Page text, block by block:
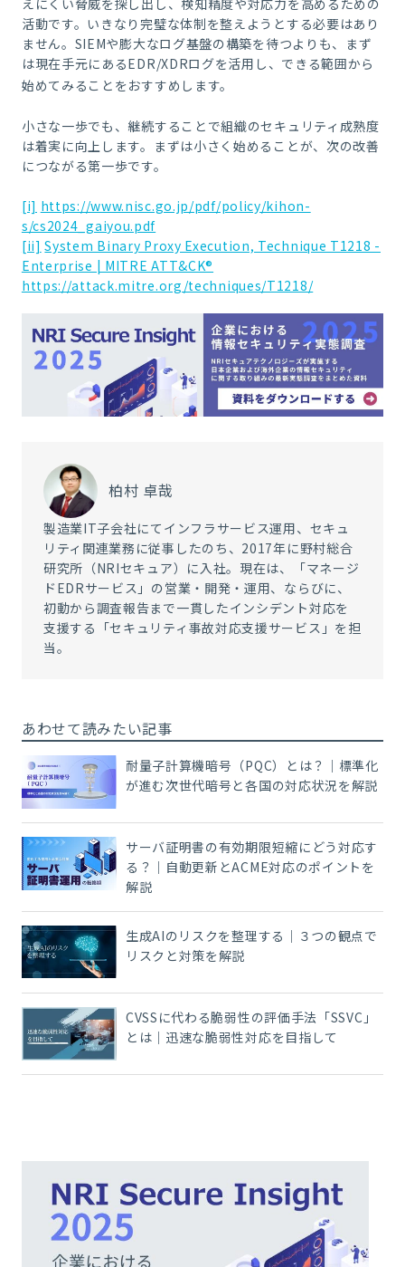
活動です。いきなり完璧な体制を整えようとする必要はあり
ません。SIEMや膨大なログ基盤の構築を待つよりも、まず
は現在手元にあるEDR/XDRログを活用し、できる範囲から
始めてみることをおすすめします。
小さな一歩でも、継続することで組織のセキュリティ成熟度
は着実に向上します。まずは小さく始めることが、次の改善
につながる第一歩です。
[i] https://www.nisc.go.jp/pdf/policy/kihon-
s/cs2024_gaiyou.pdf
[ii] System Binary Proxy Execution, Technique T1218 -
Enterprise | MITRE ATT&CK®
https://attack.mitre.org/techniques/T1218/
柏村 卓哉
製造業IT子会社にてインフラサービス運用、セキュ
リティ関連業務に従事したのち、2017年に野村総合
研究所（NRIセキュア）に入社。現在は、「マネージ
ドEDRサービス」の営業・開発・運用、ならびに、
初動から調査報告まで一貫したインシデント対応を
支援する「セキュリティ事故対応支援サービス」を担
当。
あわせて読みたい記事
耐量子計算機暗号（PQC）とは？｜標準化
が進む次世代暗号と各国の対応状況を解説
サーバ証明書の有効期限短縮にどう対応す
る？｜自動更新とACME対応のポイントを
解説
生成AIのリスクを整理する｜３つの観点で
リスクと対策を解説
CVSSに代わる脆弱性の評価手法「SSVC」
とは｜迅速な脆弱性対応を目指して